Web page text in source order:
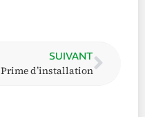
SUIVANT
Prime d’installation